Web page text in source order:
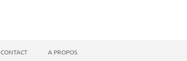
CONTACT A PROPOS